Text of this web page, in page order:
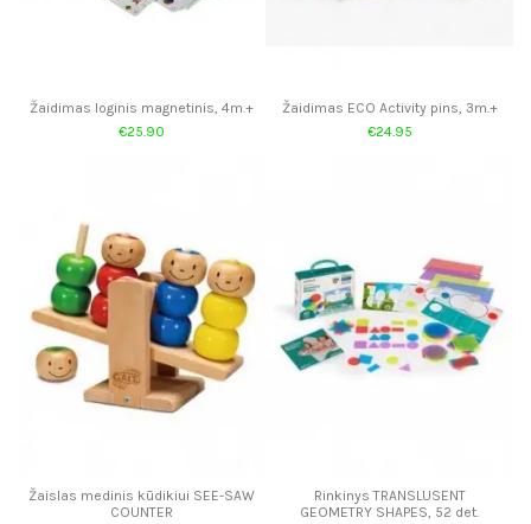
Žaidimas loginis magnetinis, 4m.+
€25.90
Žaidimas ECO Activity pins, 3m.+
€24.95
Žaislas medinis kūdikiui SEE-SAW
COUNTER
Rinkinys TRANSLUSENT
GEOMETRY SHAPES, 52 det.